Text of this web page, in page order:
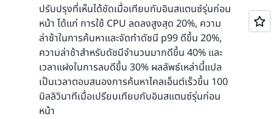
ปรับปรุงที่เห็นได้ชัดเมื่อเทียบกับอินสแตนซ์รุ่นก่อน
หน้า ได้แก่ การใช้ CPU ลดลงสูงสุด 20%, ความ
ล่าช้าในการค้นหาและจัดทำดัชนี p99 ดีขึ้น 20%,
ความล่าช้าสำหรับดัชนีจำนวนมากดีขึ้น 40% และ
เวลาแฝงในการลบดีขึ้น 30% ผลลัพธ์เหล่านี้แปล
เป็นเวลาตอบสนองการค้นหาไคลเอ็นต์เร็วขึ้น 100
มิลลิวินาทีเมื่อเปรียบเทียบกับอินสแตนซ์รุ่นก่อน
หน้า